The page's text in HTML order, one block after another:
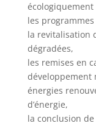
écologiquement
les programmes
la revitalisation
dégradées,
les remises en
développement
énergies
d’énergie,
la conclusion